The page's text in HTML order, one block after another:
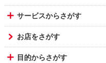
サービスからさがす
お店をさがす
目的からさがす